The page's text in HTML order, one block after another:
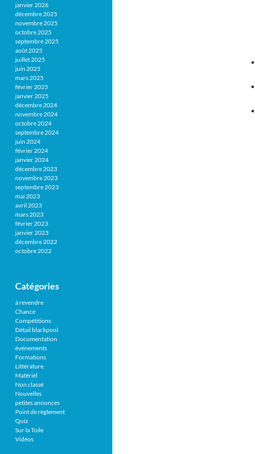
janvier 2026
décembre 2025
novembre 2025
octobre 2025
septembre 2025
août 2025
juillet 2025
juin 2025
mars 2025
février 2025
janvier 2025
décembre 2024
novembre 2024
octobre 2024
septembre 2024
juin 2024
février 2024
janvier 2024
décembre 2023
novembre 2023
septembre 2023
mai 2023
avril 2023
mars 2023
février 2023
janvier 2023
décembre 2022
octobre 2022
Catégories
à revendre
Chance
Compétitions
Détail blackpool
Documentation
événements
Formations
Littérature
Matériel
Non classé
Nouvelles
petites annonces
Point de règlement
Quiz
Sur la Toile
Vidéos